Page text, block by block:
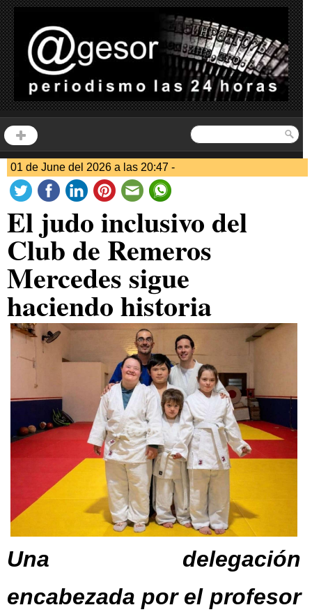
01 de June del 2026 a las 20:47 -
El judo inclusivo del
Club de Remeros
Mercedes sigue
haciendo historia
Una delegación
encabezada por el profesor